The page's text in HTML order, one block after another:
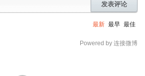
发表评论
最新 最早 最佳
Powered by 连接微博